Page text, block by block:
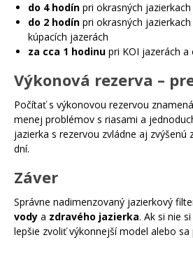
do 4 hodín pri okrasných
do 2 hodín pri okrasných
kúpacích jazerách
za cca 1 hodinu pri KOI jazerách a
Výkonová rezerva –
Počítať s výkonovou rezervou
menej problémov s riasami a
jazierka s rezervou zvládne aj zvýšenú
dní.
Záver
Správne nadimenzovaný jazierkový
vody a zdravého jazierka. Ak si nie
lepšie zvoliť výkonnejší model alebo